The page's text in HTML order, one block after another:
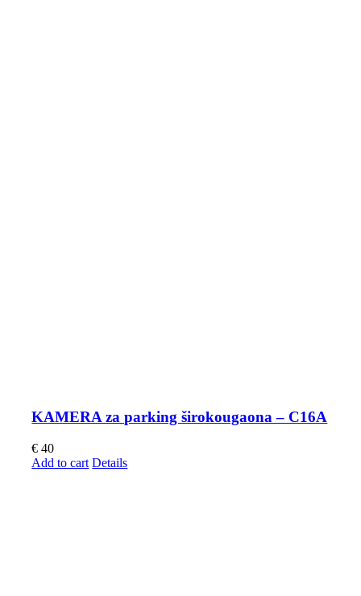
KAMERA za parking širokougaona – C16A
€ 40
Add to cart Details